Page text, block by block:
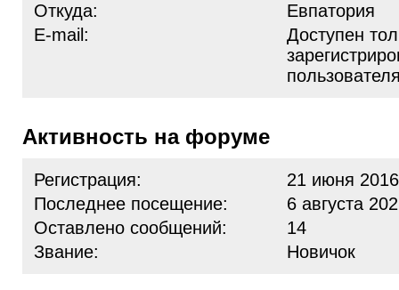
Откуда:
Евпатория
E-mail:
Доступен
Активность на форуме
Регистрация:
21 июня
Последнее посещение:
6 августа
Оставлено сообщений:
14
Звание:
Новичок